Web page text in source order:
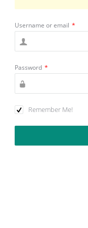
Username or email *
Password *
Remember Me!